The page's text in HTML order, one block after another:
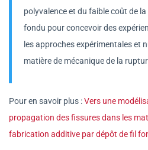
polyvalence et du faible coût de
fondu pour concevoir des
les approches expérimentales et
matière de mécanique de la
Pour en savoir plus :Vers une
propagation des fissures dans les
fabrication additive par dépôt de fil